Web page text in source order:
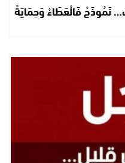
نَمُوذَجْ فَالْعَطَاءْ وَحِمَايَةْ